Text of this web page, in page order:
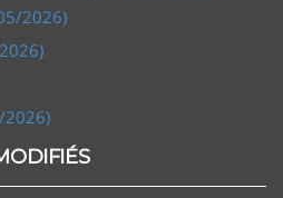
2026)
2026)